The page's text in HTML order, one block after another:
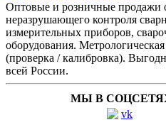
Оптовые и розничные продажи
неразрушающего контроля
измерительных приборов,
оборудования.
(проверка / калибровка).
всей России.
МЫ В